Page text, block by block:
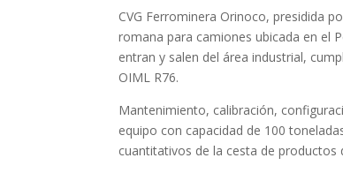
CVG Ferrominera Orinoco, presidida
romana para camiones ubicada en el
entran y salen del área industrial,
OIML R76.
Mantenimiento, calibración,
equipo con capacidad de 100
cuantitativos de la cesta de productos